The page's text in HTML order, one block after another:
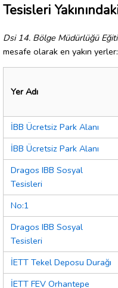
Tesisleri
Dsi 14. Bölge Müdürlüğü
mesafe olarak en yakın yerler:
Yer Adı
İBB Ücretsiz Park Alanı
İBB Ücretsiz Park Alanı
Dragos IBB Sosyal
Tesisleri
No:1
Dragos IBB Sosyal
Tesisleri
İETT Tekel Deposu Durağı
İETT FEV Orhantepe